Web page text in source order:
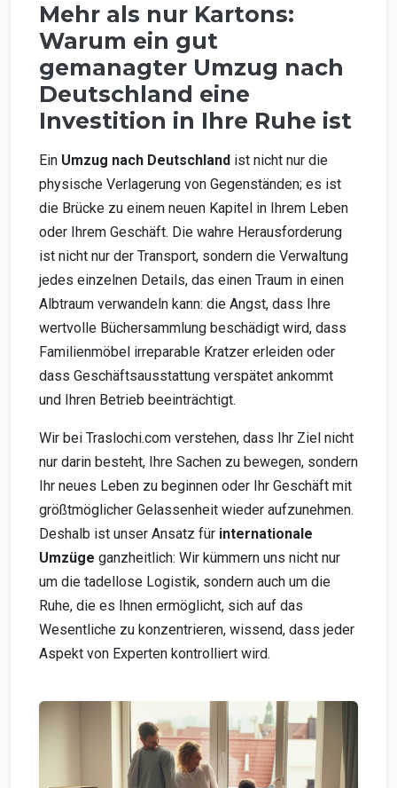
Mehr als nur Kartons:
Warum ein gut
gemanagter Umzug nach
Deutschland eine
Investition in Ihre Ruhe ist
Ein Umzug nach Deutschland ist nicht nur die
physische Verlagerung von Gegenständen; es ist
die Brücke zu einem neuen Kapitel in Ihrem Leben
oder Ihrem Geschäft. Die wahre Herausforderung
ist nicht nur der Transport, sondern die Verwaltung
jedes einzelnen Details, das einen Traum in einen
Albtraum verwandeln kann: die Angst, dass Ihre
wertvolle Büchersammlung beschädigt wird, dass
Familienmöbel irreparable Kratzer erleiden oder
dass Geschäftsausstattung verspätet ankommt
und Ihren Betrieb beeinträchtigt.
Wir bei Traslochi.com verstehen, dass Ihr Ziel nicht
nur darin besteht, Ihre Sachen zu bewegen, sondern
Ihr neues Leben zu beginnen oder Ihr Geschäft mit
größtmöglicher Gelassenheit wieder aufzunehmen.
Deshalb ist unser Ansatz für internationale
Umzüge ganzheitlich: Wir kümmern uns nicht nur
um die tadellose Logistik, sondern auch um die
Ruhe, die es Ihnen ermöglicht, sich auf das
Wesentliche zu konzentrieren, wissend, dass jeder
Aspekt von Experten kontrolliert wird.